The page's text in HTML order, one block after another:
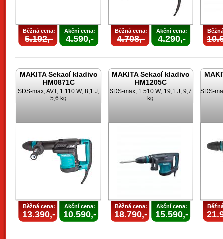
Běžná cena:
5.192,-
Akční cena:
4.590,-
Běžná cena:
4.708,-
Akční cena:
4.290,-
MAKITA Sekací kladivo
HM0871C
SDS-max; AVT; 1.110 W; 8,1 J;
5,6 kg
Běžná cena:
13.390,-
Akční cena:
10.590,-
MAKITA Sekací kladivo
HM1205C
SDS-max; 1.510 W; 19,1 J; 9,7
kg
Běžná cena:
18.790,-
Akční cena:
15.590,-
SDS-